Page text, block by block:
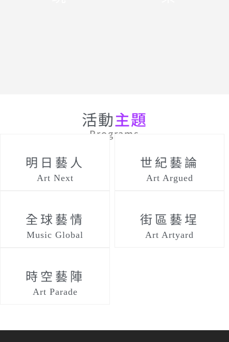
活動主題
Programs
明日藝人
Art Next
世紀藝論
Art Argued
全球藝情
Music Global
街區藝埕
Art Artyard
時空藝陣
Art Parade